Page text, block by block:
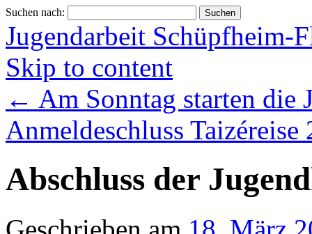
Suchen nach:
Jugendarbeit Schüpfheim-
Skip to content
← Am Sonntag starten die
Anmeldeschluss
Abschluss der